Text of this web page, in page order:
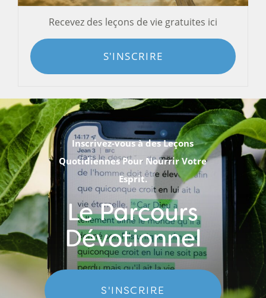
Recevez des leçons de vie gratuites ici
S'INSCRIRE
Inscrivez-vous à des Leçons
Quotidiennes Pour Nourrir Votre
Esprit.
Le Parcours
Dévotionnel
S'INSCRIRE